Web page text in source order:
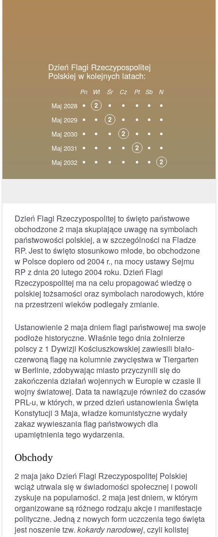
Dzień Flagi Rzeczypospolitej
Polskiej w kolejnych latach:
Pn Wt Śr Cz Pt Sb N
Maj 2028
2
Maj 2029
2
Maj 2030
2
Maj 2031
2
Maj 2032
2
Dzień Flagi Rzeczypospolitej to święto państwowe
obchodzone 2 maja skupiające uwagę na symbolach
państwowości polskiej, a w szczególności na Fladze
RP. Jest to święto stosunkowo młode, bo obchodzone
w Polsce dopiero od 2004 r., na mocy ustawy Sejmu
RP z dnia 20 lutego 2004 roku. Dzień Flagi
Rzeczypospolitej ma na celu propagować wiedzę o
polskiej tożsamości oraz symbolach narodowych, które
na przestrzeni wieków podlegały zmianie.
Ustanowienie 2 maja dniem flagi państwowej ma swoje
podłoże historyczne. Właśnie tego dnia żołnierze
polscy z 1 Dywizji Kościuszkowskiej zawiesili biało-
czerwoną flagę na kolumnie zwycięstwa w Tiergarten
w Berlinie, zdobywając miasto przyczynili się do
zakończenia działań wojennych w Europie w czasie II
wojny światowej. Data ta nawiązuje również do czasów
PRL-u, w których, w przed dzień ustanowienia Święta
Konstytucji 3 Maja, władze komunistyczne wydały
zakaz wywieszania flag państwowych dla
upamiętnienia tego wydarzenia.
Obchody
2 maja jako Dzień Flagi Rzeczypospolitej Polskiej
wciąż utrwala się w świadomości społecznej i powoli
zyskuje na popularności. 2 maja jest dniem, w którym
organizowane są różnego rodzaju akcje i manifestacje
polityczne. Jedną z nowych form uczczenia tego święta
jest noszenie tzw. kokardy narodowej, czyli kolistej